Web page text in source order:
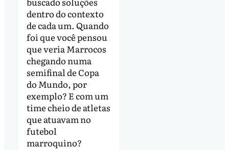
dentro do contexto
de cada um. Quando
foi que você pensou
que veria Marrocos
chegando numa
semifinal de Copa
do Mundo, por
exemplo? E com um
time cheio de atletas
que atuavam no
futebol
marroquino?